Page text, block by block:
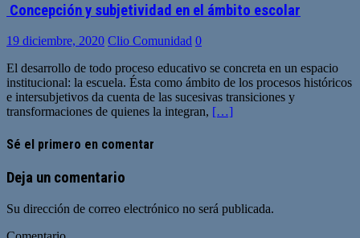
Concepción y subjetividad en el ámbito escolar
19 diciembre, 2020 Clio Comunidad 0
El desarrollo de todo proceso educativo se concreta en un espacio
institucional: la escuela. Ésta como ámbito de los procesos históricos
e intersubjetivos da cuenta de las sucesivas transiciones y
transformaciones de quienes la integran, […]
Sé el primero en comentar
Deja un comentario
Su dirección de correo electrónico no será publicada.